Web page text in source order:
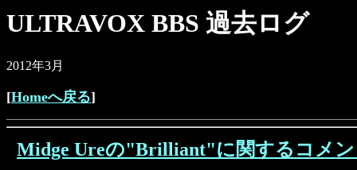
ULTRAVOX BBS 過去ログ
2012年3月
[Homeへ戻る]
Midge Ureの"Brilliant"に関するコメ